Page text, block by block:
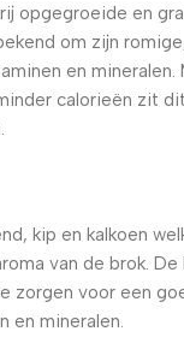
opgegroeide en
om zijn
en mineralen.
calorieën zit
kip en kalkoen
van de brok. De
zorgen voor een
en mineralen.